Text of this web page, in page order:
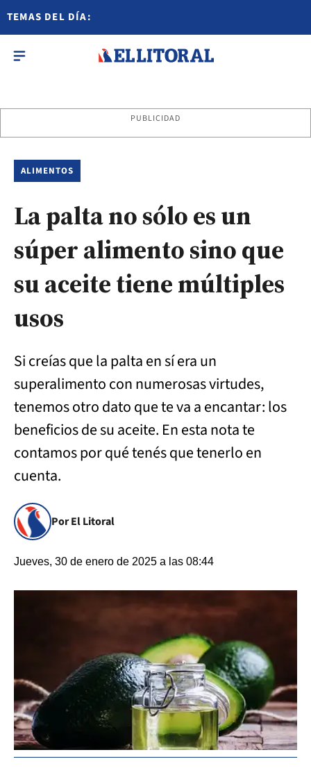
TEMAS DEL DÍA:
PUBLICIDAD
ALIMENTOS
La palta no sólo es un
súper alimento sino que
su aceite tiene múltiples
usos
Si creías que la palta en sí era un
superalimento con numerosas virtudes,
tenemos otro dato que te va a encantar: los
beneficios de su aceite. En esta nota te
contamos por qué tenés que tenerlo en
cuenta.
Por El Litoral
Jueves, 30 de enero de 2025 a las 08:44